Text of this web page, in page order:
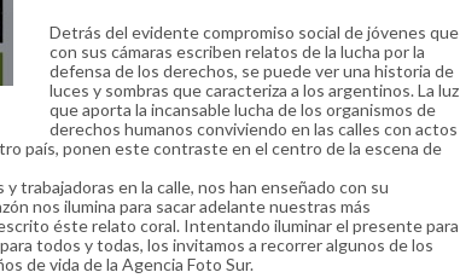
Detrás del evidente compromiso social de jóvenes que
con sus cámaras escriben relatos de la lucha por la
defensa de los derechos, se puede ver una historia de
luces y sombras que caracteriza a los argentinos. La luz
que aporta la incansable lucha de los organismos de
derechos humanos conviviendo en las calles con actos
país, ponen este contraste en el centro de la escena de
trabajadoras en la calle, nos han enseñado con su
nos ilumina para sacar adelante nuestras más
éste relato coral. Intentando iluminar el presente para
todos y todas, los invitamos a recorrer algunos de los
de vida de la Agencia Foto Sur.